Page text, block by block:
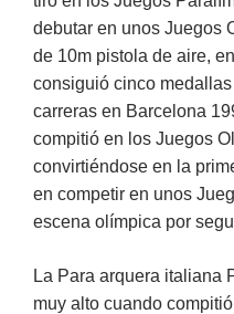
debutar en unos Juegos
de 10m pistola de aire,
consiguió cinco
carreras en Barcelona
compitió en los Juegos
convirtiéndose en la
en competir en unos
escena olímpica por
La Para arquera italiana
muy alto cuando